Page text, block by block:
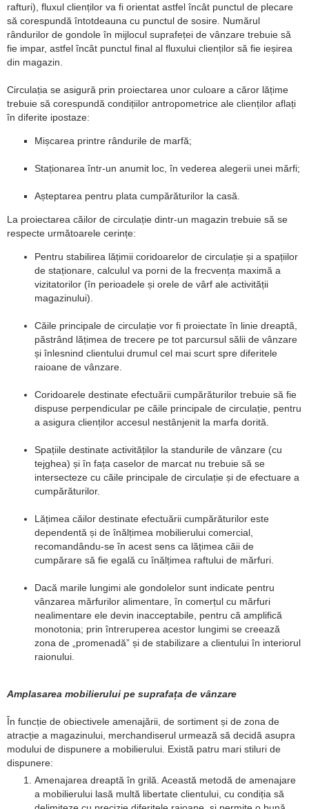
rafturi), fluxul clienților va fi orientat astfel încât punctul de plecare
să corespundă întotdeauna cu punctul de sosire. Numărul
rândurilor de gondole în mijlocul suprafeței de vânzare trebuie să
fie impar, astfel încât punctul final al fluxului clienților să fie ieșirea
din magazin.
Circulația se asigură prin proiectarea unor culoare a căror lățime
trebuie să corespundă condițiilor antropometrice ale clienților aflați
în diferite ipostaze:
Mișcarea printre rândurile de marfă;
Staționarea într-un anumit loc, în vederea alegerii unei mărfi;
Așteptarea pentru plata cumpărăturilor la casă.
La proiectarea căilor de circulație dintr-un magazin trebuie să se
respecte următoarele cerințe:
Pentru stabilirea lățimii coridoarelor de circulație și a spațiilor
de staționare, calculul va porni de la frecvența maximă a
vizitatorilor (în perioadele și orele de vârf ale activității
magazinului).
Căile principale de circulație vor fi proiectate în linie dreaptă,
păstrând lățimea de trecere pe tot parcursul sălii de vânzare
și înlesnind clientului drumul cel mai scurt spre diferitele
raioane de vânzare.
Coridoarele destinate efectuării cumpărăturilor trebuie să fie
dispuse perpendicular pe căile principale de circulație, pentru
a asigura clienților accesul nestânjenit la marfa dorită.
Spațiile destinate activităților la standurile de vânzare (cu
tejghea) și în fața caselor de marcat nu trebuie să se
intersecteze cu căile principale de circulație și de efectuare a
cumpărăturilor.
Lățimea căilor destinate efectuării cumpărăturilor este
dependentă și de înălțimea mobilierului comercial,
recomandându-se în acest sens ca lățimea căii de
cumpărare să fie egală cu înălțimea raftului de mărfuri.
Dacă marile lungimi ale gondolelor sunt indicate pentru
vânzarea mărfurilor alimentare, în comerțul cu mărfuri
nealimentare ele devin inacceptabile, pentru că amplifică
monotonia; prin întreruperea acestor lungimi se creează
zona de „promenadă” și de stabilizare a clientului în interiorul
raionului.
Amplasarea mobilierului pe suprafața de vânzare
În funcție de obiectivele amenajării, de sortiment și de zona de
atracție a magazinului, merchandiserul urmează să decidă asupra
modului de dispunere a mobilierului. Există patru mari stiluri de
dispunere:
Amenajarea dreaptă în grilă. Această metodă de amenajare
a mobilierului lasă multă libertate clientului, cu condiția să